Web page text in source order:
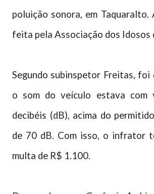
poluição sonora, em Taquaralto.
feita pela Associação dos Idosos
Segundo subinspetor Freitas, foi
o som do veículo estava com
decibéis (dB), acima do
de 70 dB. Com isso, o infrator
multa de R$ 1.100.